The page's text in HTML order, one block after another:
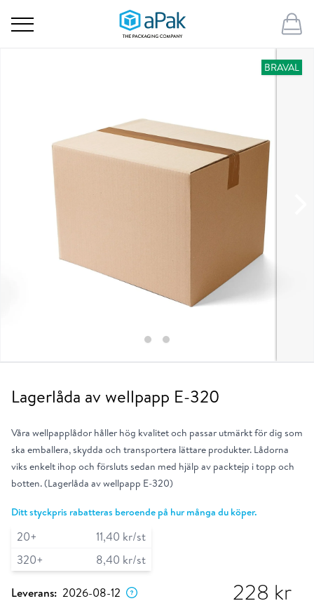
BRAVAL
Lagerlåda av wellpapp E-320
Våra wellpapplådor håller hög kvalitet och passar utmärkt för dig som
ska emballera, skydda och transportera lättare produkter. Lådorna
viks enkelt ihop och försluts sedan med hjälp av packtejp i topp och
botten. (Lagerlåda av wellpapp E-320)
Ditt styckpris rabatteras beroende på hur många du köper.
20+ 11,40 kr/st
320+ 8,40 kr/st
Leverans: 2026-08-12
Dagen då produkten förväntas lämna vårt
lager om du placerar ordern nu.
228 kr